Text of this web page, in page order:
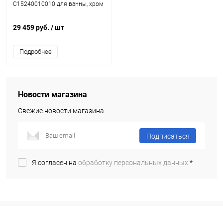
C15240010010 для ванны, хром
29 459 руб. / шт
Подробнее
Новости магазина
Свежие новости магазина
Подписаться
Я согласен на обработку персональных данных.*